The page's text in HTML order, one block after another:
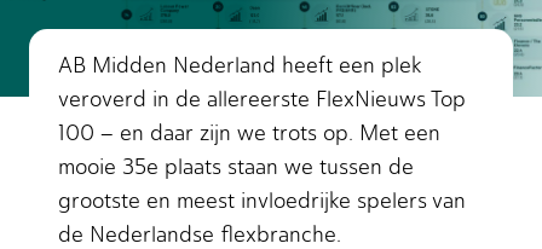
AB Midden Nederland heeft een plek
veroverd in de allereerste FlexNieuws Top
100 – en daar zijn we trots op. Met een
mooie 35e plaats staan we tussen de
grootste en meest invloedrijke spelers van
de Nederlandse flexbranche.